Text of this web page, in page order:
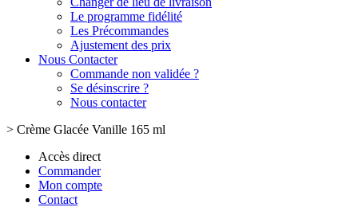
Le programme fidélité
Les Précommandes
Ajustement des prix
Nous Contacter
Commande non validée ?
Se désinscrire ?
Nous contacter
> Crème Glacée Vanille 165 ml
Accès direct
Commander
Mon compte
Contact